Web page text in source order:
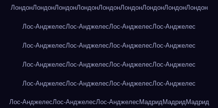
ЛондонЛондонЛондонЛондонЛондонЛондонЛондонЛондонЛондон
Лос-АнджелесЛос-АнджелесЛос-АнджелесЛос-Анджелес
Лос-АнджелесЛос-АнджелесЛос-АнджелесЛос-Анджелес
Лос-АнджелесЛос-АнджелесЛос-АнджелесЛос-Анджелес
Лос-АнджелесЛос-АнджелесЛос-АнджелесЛос-Анджелес
Лос-АнджелесЛос-АнджелесЛос-Анджелес МадридМадридМадрид